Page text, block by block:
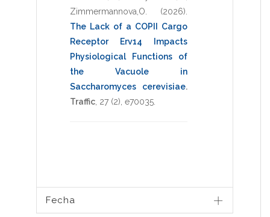
Zimmermannova,O.
(2026)
The Lack of a COPII Cargo
Receptor Erv14 Impacts
Physiological Functions of
the Vacuole in
Saccharomyces cerevisiae.
Traffic 27 (2), e70035
Fecha